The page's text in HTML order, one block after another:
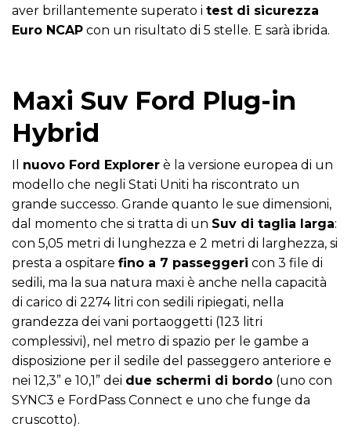
aver brillantemente superato i test di sicurezza
Euro NCAP con un risultato di 5 stelle. E sarà ibrida.
Maxi Suv Ford Plug-in
Hybrid
Il nuovo Ford Explorer è la versione europea di un
modello che negli Stati Uniti ha riscontrato un
grande successo. Grande quanto le sue dimensioni,
dal momento che si tratta di un Suv di taglia larga:
con 5,05 metri di lunghezza e 2 metri di larghezza, si
presta a ospitare fino a 7 passeggeri con 3 file di
sedili, ma la sua natura maxi è anche nella capacità
di carico di 2274 litri con sedili ripiegati, nella
grandezza dei vani portaoggetti (123 litri
complessivi), nel metro di spazio per le gambe a
disposizione per il sedile del passeggero anteriore e
nei 12,3” e 10,1” dei due schermi di bordo (uno con
SYNC3 e FordPass Connect e uno che funge da
cruscotto).